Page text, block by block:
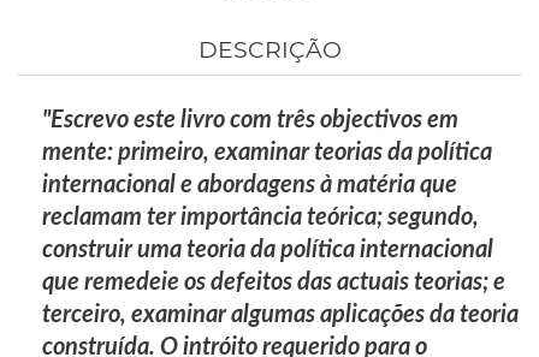
DESCRIÇÃO
"Escrevo este livro com três objectivos em
mente: primeiro, examinar teorias da política
internacional e abordagens à matéria que
reclamam ter importância teórica; segundo,
construir uma teoria da política internacional
que remedeie os defeitos das actuais teorias; e
terceiro, examinar algumas aplicações da teoria
construída. O intróito requerido para o